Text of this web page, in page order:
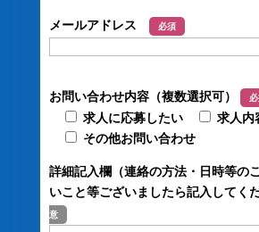
メールアドレス 必須
お問い合わせ内容（複数選択可）
求人に応募したい
求人内
その他お問い合わせ
詳細記入欄（連絡の方法・日時等の
いこと等ございましたら記入して
意